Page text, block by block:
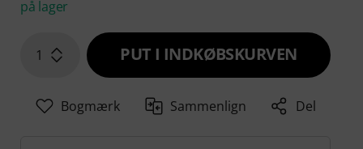
på lager
1 PUT I INDKØBSKURVEN
Bogmærk Sammenlign Del